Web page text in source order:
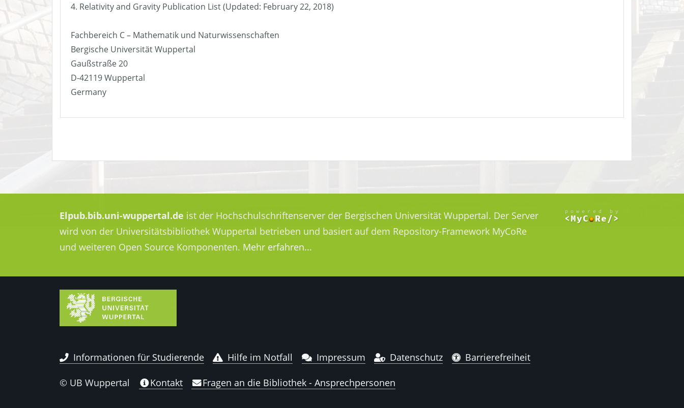
4. Relativity and Gravity Publication List (Updated: February 22, 2018)
Fachbereich C – Mathematik und Naturwissenschaften
Bergische Universität Wuppertal
Gaußstraße 20
D-42119 Wuppertal
Germany
Elpub.bib.uni-wuppertal.de ist der Hochschulschriftenserver der Bergischen Universität Wuppertal. Der Server
wird von der Universitätsbibliothek Wuppertal betrieben und basiert auf dem Repository-Framework MyCoRe
und weiteren Open Source Komponenten. Mehr erfahren...
Informationen für Studierende Hilfe im Notfall Impressum Datenschutz Barrierefreiheit
© UB Wuppertal Kontakt Fragen an die Bibliothek - Ansprechpersonen